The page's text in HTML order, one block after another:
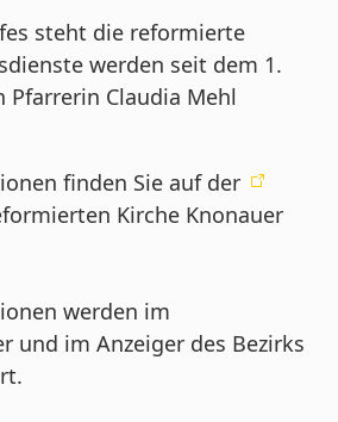
steht die reformierte
werden seit dem 1.
Pfarrerin Claudia Mehl
finden Sie auf der
Kirche Knonauer
werden im
und im Anzeiger des Bezirks